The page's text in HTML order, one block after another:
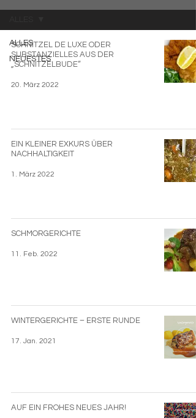
ALLES
NEUESTES
SCHNITZEL DE LUXE ODER
SUBSTANZIELLES AUS DER
„SCHNITZELBUDE“
20. März 2022
EIN KLEINER EXKURS ÜBER
NACHHALTIGKEIT
1. März 2022
SCHMORGERICHTE
11. Feb. 2022
WINTERGERICHTE – ERSTE RUNDE
17. Jan. 2021
AUF EIN FROHES NEUES JAHR!